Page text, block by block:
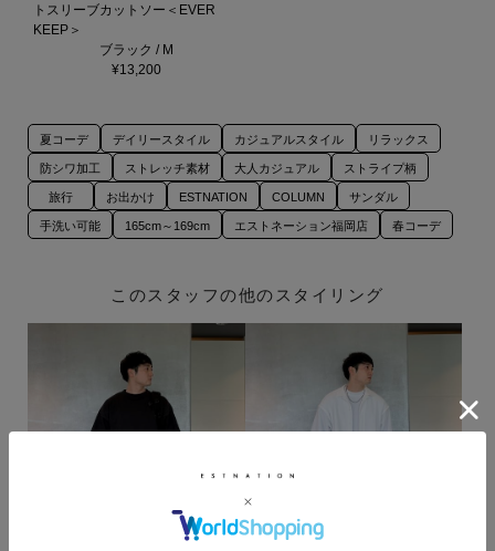
トスリーブカットソー＜EVER
KEEP＞
ブラック / M
¥13,200
夏コーデ デイリースタイル カジュアルスタイル リラックス
防シワ加工 ストレッチ素材 大人カジュアル ストライプ柄
旅行 お出かけ ESTNATION COLUMN サンダル
手洗い可能 165cm～169cm エストネーション福岡店 春コーデ
このスタッフの他のスタイリング